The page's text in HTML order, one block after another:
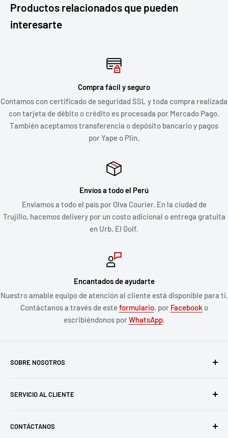
Productos relacionados que pueden
interesarte
Compra fácil y seguro
Contamos con certificado de seguridad SSL y toda compra realizada
con tarjeta de débito o crédito es procesada por Mercado Pago.
También aceptamos transferencia o depósito bancario y pagos
por Yape o Plin.
Envíos a todo el Perú
Enviamos a todo el país por Olva Courier. En la ciudad de
Trujillo, hacemos delivery por un costo adicional o entrega gratuita
en Urb. El Golf.
Encantados de ayudarte
Nuestro amable equipo de atención al cliente está disponible para ti.
Contáctanos a través de esteformulario, por Facebook o
escribiéndonos porWhatsApp.
SOBRE NOSOTROS
y coleccionables. Apasionados por lo vintage y la cultura
clientes los mejores artículos para sus colecciones con el
SERVICIO AL CLIENTE
Opiniones de clientes
CONTÁCTANOS